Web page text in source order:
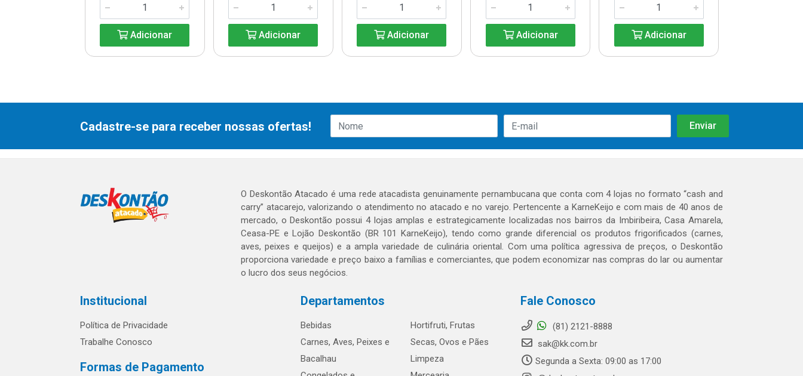
Adicionar Adicionar Adicionar Adicionar Adicionar
Cadastre-se para receber nossas ofertas!
O Deskontão Atacado é uma rede atacadista genuinamente pernambucana que conta com 4 lojas no formato “cash and
carry” atacarejo, valorizando o atendimento no atacado e no varejo. Pertencente a KarneKeijo e com mais de 40 anos de
mercado, o Deskontão possui 4 lojas amplas e estrategicamente localizadas nos bairros da Imbiribeira, Casa Amarela,
Ceasa-PE e Lojão Deskontão (BR 101 KarneKeijo), tendo como grande diferencial os produtos frigorificados (carnes,
aves, peixes e queijos) e a ampla variedade de culinária oriental. Com uma política agressiva de preços, o Deskontão
proporciona variedade e preço baixo a famílias e comerciantes, que podem economizar nas compras do lar ou aumentar
o lucro dos seus negócios.
Institucional
Política de Privacidade
Trabalhe Conosco
Formas de Pagamento
Departamentos
Bebidas
Carnes, Aves, Peixes e
Bacalhau
Hortifruti, Frutas
Secas, Ovos e Pães
Limpeza
Fale Conosco
(81) 2121-8888
sak@kk.com.br
Segunda a Sexta: 09:00 as 17:00